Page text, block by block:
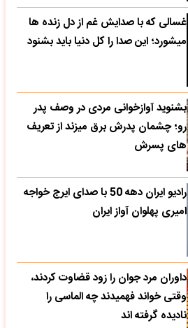
غسالی که با صدایش غم از دل زنده ها
میشورد؛ این صدا را کل دنیا باید بشنود
بشنوید آوازخوانی مردی در وصف پدر
رو؛ چشمان پدرش برق میزند از تعریف
های پسرش
رادیو ایران دهه 50 با صدای ایرج خواجه
امیری پهلوان آواز ایران
داوران مرد جوان را زود قضاوت کردند،
وقتی خواند فهمیدند چه الماسی را
نادیده گرفته اند